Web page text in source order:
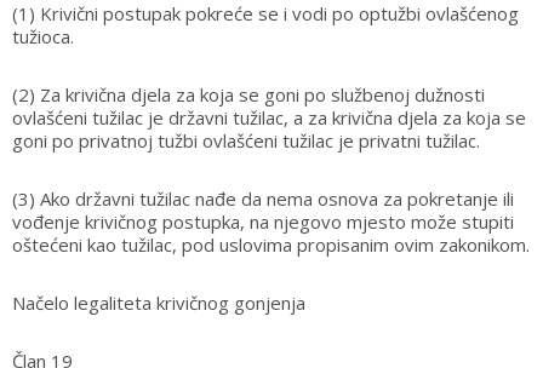
(1) Krivični postupak pokreće se i vodi po optužbi ovlašćenog
tužioca.
(2) Za krivična djela za koja se goni po službenoj dužnosti
ovlašćeni tužilac je državni tužilac, a za krivična djela za koja se
goni po privatnoj tužbi ovlašćeni tužilac je privatni tužilac.
(3) Ako državni tužilac nađe da nema osnova za pokretanje ili
vođenje krivičnog postupka, na njegovo mjesto može stupiti
oštećeni kao tužilac, pod uslovima propisanim ovim zakonikom.
Načelo legaliteta krivičnog gonjenja
Član 19